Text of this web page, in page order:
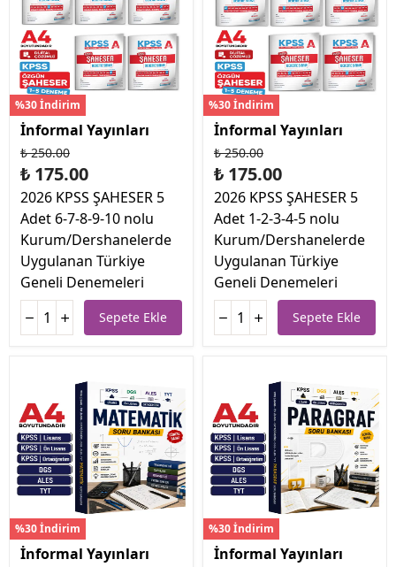
%30 İndirim
İnformal Yayınları
₺ 250.00
₺ 175.00
2026 KPSS ŞAHESER 5
Adet 6-7-8-9-10 nolu
Kurum/Dershanelerde
Uygulanan Türkiye
Geneli Denemeleri
Sepete Ekle
%30 İndirim
İnformal Yayınları
₺ 250.00
₺ 175.00
2026 KPSS ŞAHESER 5
Adet 1-2-3-4-5 nolu
Kurum/Dershanelerde
Uygulanan Türkiye
Geneli Denemeleri
Sepete Ekle
%30 İndirim
İnformal Yayınları
%30 İndirim
İnformal Yayınları